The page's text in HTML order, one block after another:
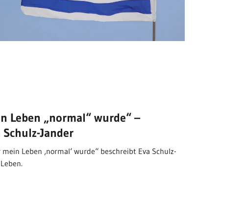
Leben „normal“ wurde“ –
Jander
Leben ‚normal‘ wurde“ beschreibt Eva Schulz-